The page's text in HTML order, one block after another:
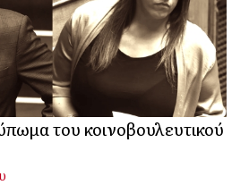
του κοινοβουλευτικού